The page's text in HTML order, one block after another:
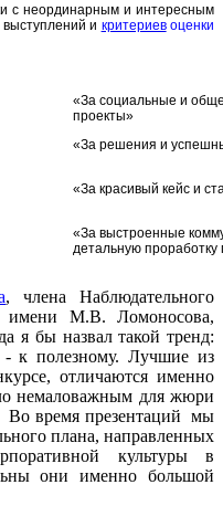
с неординарным и интересным
и критериевоценки
«За социальные и
проекты»
«За решения и
«За красивый кейс и
«За выстроенные
детальную проработку
, члена Наблюдательного
М.В. Ломоносова,
я бы назвал такой тренд:
- к полезному. Лучшие из
отличаются именно
немаловажным для жюри
Во время презентаций мы
плана, направленных
культуры в
они именно большой